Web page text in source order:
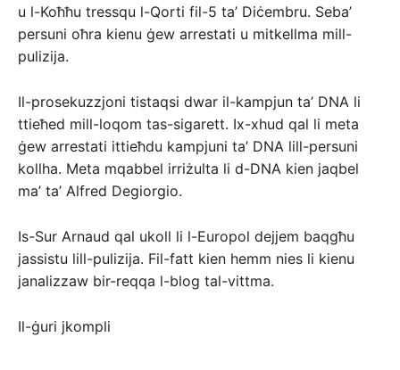
u l-Koħħu tressqu l-Qorti fil-5 ta’ Diċembru. Seba’
persuni oħra kienu ġew arrestati u mitkellma mill-
pulizija.
Il-prosekuzzjoni tistaqsi dwar il-kampjun ta’ DNA li
ttieħed mill-loqom tas-sigarett. Ix-xhud qal li meta
ġew arrestati ittieħdu kampjuni ta’ DNA lill-persuni
kollha. Meta mqabbel irriżulta li d-DNA kien jaqbel
ma’ ta’ Alfred Degiorgio.
Is-Sur Arnaud qal ukoll li l-Europol dejjem baqgħu
jassistu lill-pulizija. Fil-fatt kien hemm nies li kienu
janalizzaw bir-reqqa l-blog tal-vittma.
Il-ġuri jkompli